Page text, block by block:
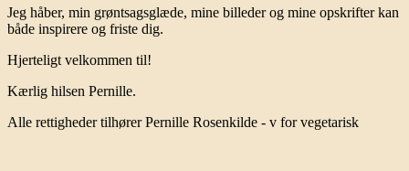
Jeg håber, min grøntsagsglæde, mine billeder og mine opskrifter kan
både inspirere og friste dig.
Hjerteligt velkommen til!
Kærlig hilsen Pernille.
Alle rettigheder tilhører Pernille Rosenkilde - v for vegetarisk